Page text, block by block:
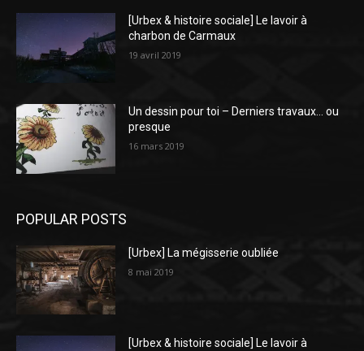
[Urbex & histoire sociale] Le lavoir à
charbon de Carmaux
19 avril 2019
Un dessin pour toi – Derniers travaux… ou
presque
16 mars 2019
POPULAR POSTS
[Urbex] La mégisserie oubliée
8 mai 2019
[Urbex & histoire sociale] Le lavoir à